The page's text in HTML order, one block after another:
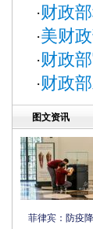
·财政
·美财
·财政
·财政
图文资讯
菲律宾：防疫